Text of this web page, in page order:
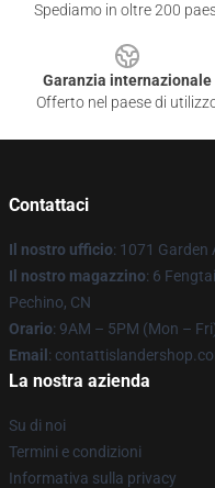
Spediamo in oltre 200
Garanzia internazionale
Offerto nel paese di
Contattaci
Il nostro ufficio: 1071 Garden
Il nostro magazzino: 6
Pechino, CN
Orario: 9AM – 5PM (Mon –
Email :
La nostra azienda
Su di noi
Termini e condizioni
Informativa sulla privacy